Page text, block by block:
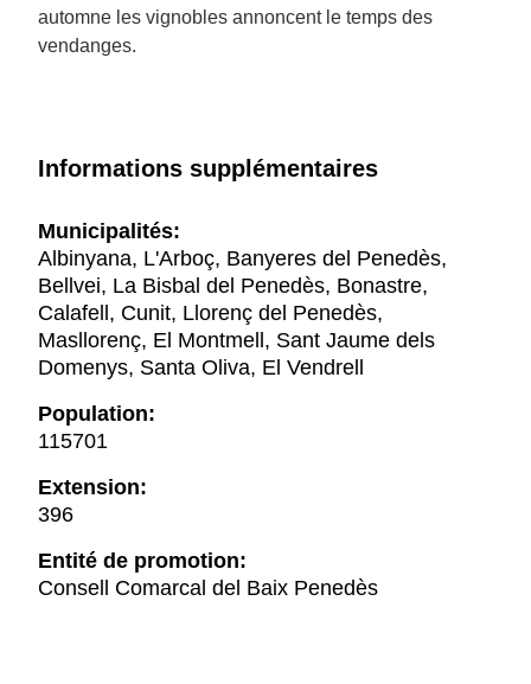
automne les vignobles annoncent le temps des
vendanges.
Informations supplémentaires
Municipalités:
Albinyana, L'Arboç, Banyeres del Penedès,
Bellvei, La Bisbal del Penedès, Bonastre,
Calafell, Cunit, Llorenç del Penedès,
Masllorenç, El Montmell, Sant Jaume dels
Domenys, Santa Oliva, El Vendrell
Population:
115701
Extension:
396
Entité de promotion:
Consell Comarcal del Baix Penedès